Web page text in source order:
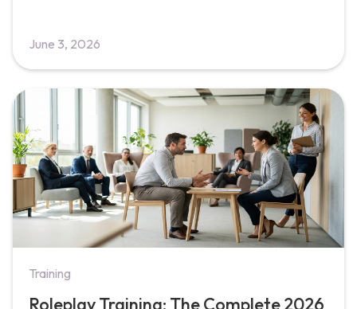
June 3, 2026
Training
Roleplay Training: The Complete 2026